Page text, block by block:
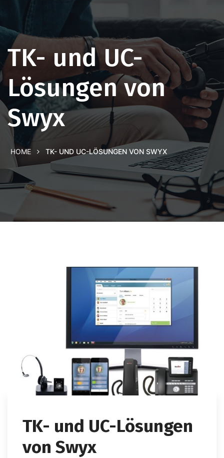
TK- und UC-
Lösungen von
Swyx
HOME TK- UND UC-LÖSUNGEN VON SWYX
TK- und UC-Lösungen
von Swyx